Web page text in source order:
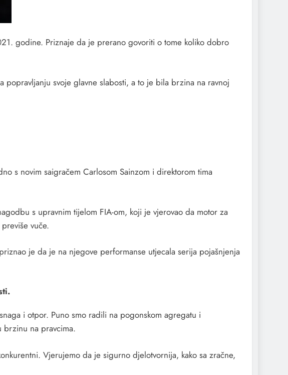
godine. Priznaje da je prerano govoriti o tome koliko dobro
svoje glavne slabosti, a to je bila brzina na ravnoj
s novim saigračem Carlosom Sainzom i direktorom tima
s upravnim tijelom FIA-om, koji je vjerovao da motor za
vuče.
je da je na njegove performanse utjecala serija pojašnjenja
i otpor. Puno smo radili na pogonskom agregatu i
brzinu na pravcima.
Vjerujemo da je sigurno djelotvornija, kako sa zračne,